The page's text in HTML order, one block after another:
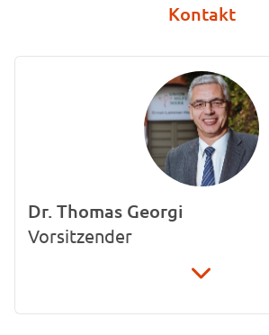
Kontakt
Dr. Thomas Georgi
Vorsitzender